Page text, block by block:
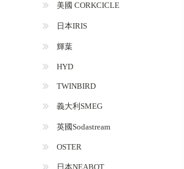
美國 CORKCICLE
日本IRIS
輝葉
HYD
TWINBIRD
義大利SMEG
英國Sodastream
OSTER
日本NEABOT